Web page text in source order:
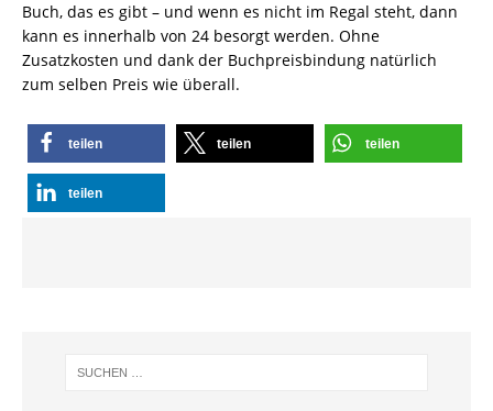
Buch, das es gibt – und wenn es nicht im Regal steht, dann
kann es innerhalb von 24 besorgt werden. Ohne
Zusatzkosten und dank der Buchpreisbindung natürlich
zum selben Preis wie überall.
teilen teilen teilen
teilen